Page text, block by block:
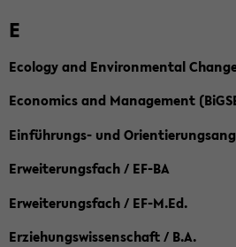
E
Ecology and Environmental
Economics and Management
Einführungs- und
Erweiterungsfach / EF-BA
Erweiterungsfach / EF-M.Ed.
Erziehungswissenschaft / B.A.